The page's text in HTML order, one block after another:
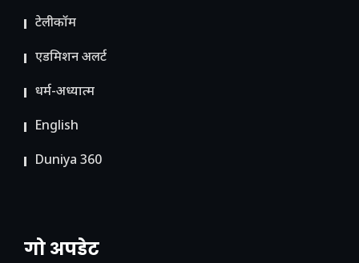
टेलीकॉम
ए​डमिशन अलर्ट
धर्म-अध्यात्म
English
Duniya 360
गो अपडेट